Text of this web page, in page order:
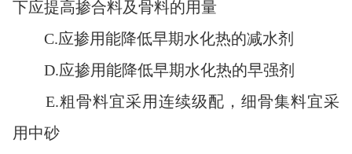
下应提高掺合料及骨料的用量
C.应掺用能降低早期水化热的减水剂
D.应掺用能降低早期水化热的早强剂
E.粗骨料宜采用连续级配，细骨集料宜采
用中砂